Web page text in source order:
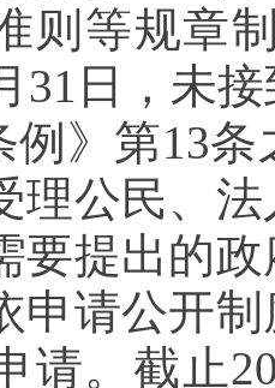
则等规章
31日，未
例》第13
理公民、
要提出的
申请公开
请。截止